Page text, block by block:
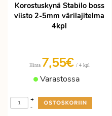
Korostuskynä Stabilo boss
viisto 2-5mm värilajitelma
4kpl
Hinta 7,55€ / 4 kpl
Varastossa
-
+